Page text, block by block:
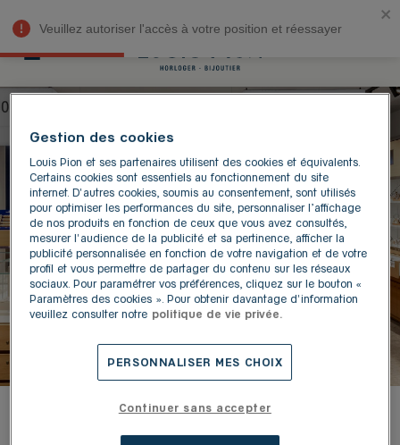
TROUVER UNE BOUTIQUE LOUIS
PION
MA RECHERCHE
Utiliser
Recherche
Veuillez autoriser l'accès à votre position et réessayer
Gestion des cookies
Louis Pion et ses partenaires utilisent des cookies et équivalents.
Certains cookies sont essentiels au fonctionnement du site
internet. D'autres cookies, soumis au consentement, sont utilisés
pour optimiser les performances du site, personnaliser l’affichage
de nos produits en fonction de ceux que vous avez consultés,
mesurer l'audience de la publicité et sa pertinence, afficher la
publicité personnalisée en fonction de votre navigation et de votre
profil et vous permettre de partager du contenu sur les réseaux
sociaux. Pour paramétrer vos préférences, cliquez sur le bouton «
Paramètres des cookies ». Pour obtenir davantage d'information
veuillez consulter notre politique de vie privée.
PERSONNALISER MES CHOIX
Continuer sans accepter